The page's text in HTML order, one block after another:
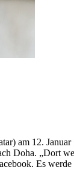
am 12.
Doha. „Dort
Es